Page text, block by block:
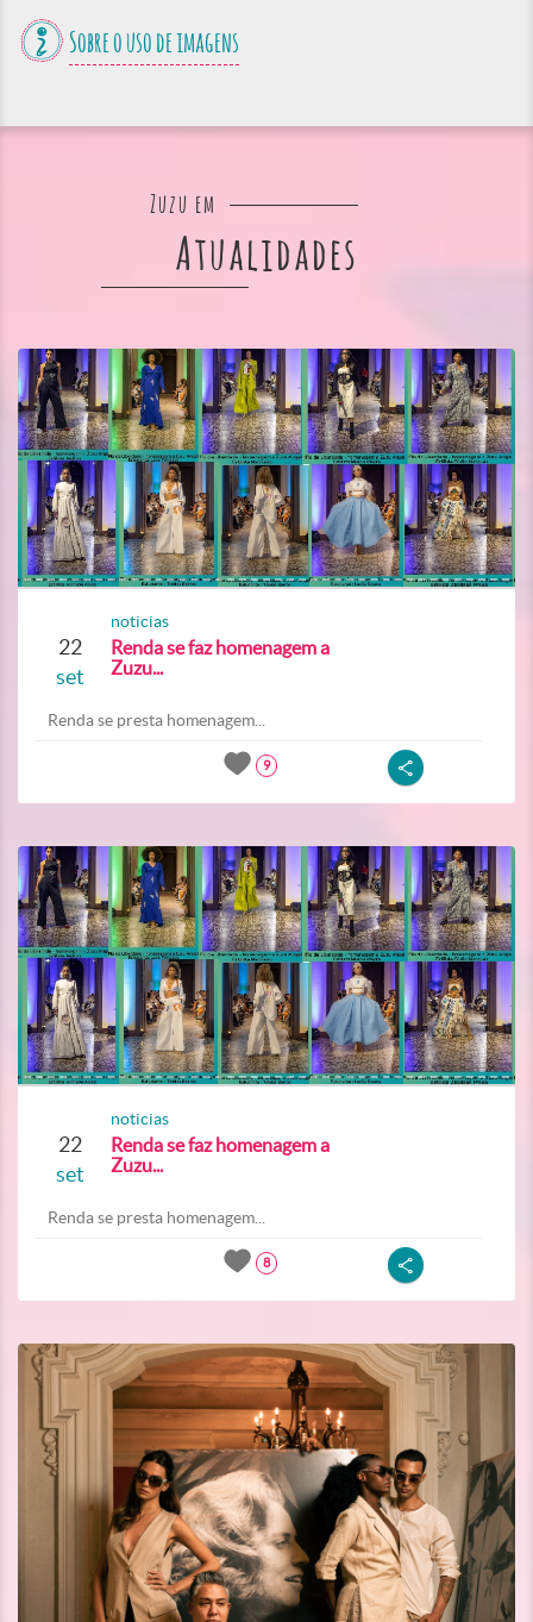
Sobre o uso de imagens
Zuzu em
Atualidades
22
set
noticias
Renda se faz homenagem a
Zuzu...
Renda se presta homenagem...
9
22
set
noticias
Renda se faz homenagem a
Zuzu...
Renda se presta homenagem...
8